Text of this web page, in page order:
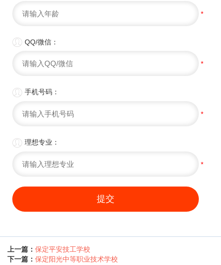
*
 QQ/微信：
*
 手机号码：
*
 理想专业：
*
提交
上一篇： 保定平安技工学校
下一篇： 保定阳光中等职业技术学校